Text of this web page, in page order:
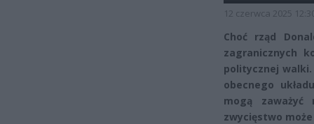
12 czerwca 2025
Choć rząd
zagranicznych
politycznej
obecnego
mogą
zwycięstwo